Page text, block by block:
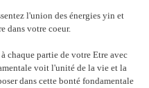
l'union des énergies yin et
dans votre coeur.
chaque partie de votre Etre avec
voit l'unité de la vie et la
dans cette bonté fondamentale